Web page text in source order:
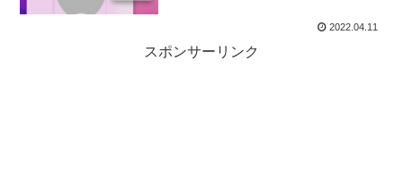
2022.04.11
スポンサーリンク